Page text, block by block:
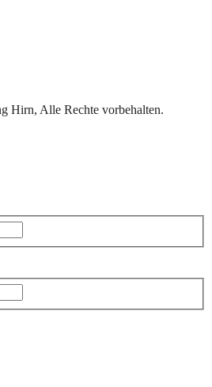
Hirn, Alle Rechte vorbehalten.